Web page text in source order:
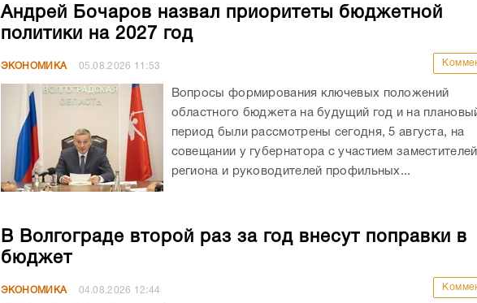
Андрей Бочаров назвал приоритеты бюджетной
политики на 2027 год
ЭКОНОМИКА 05.08.2026 11:53
Вопросы формирования ключевых положений
областного бюджета на будущий год и на
период были рассмотрены сегодня, 5 августа, на
совещании у губернатора с участием
региона и руководителей профильных...
В Волгограде второй раз за год внесут поправки в
бюджет
ЭКОНОМИКА 04.08.2026 12:44